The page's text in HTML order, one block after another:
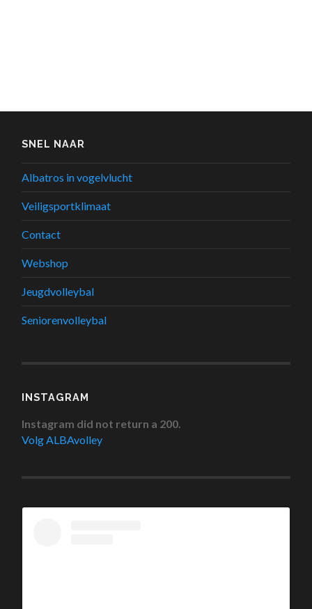
SNEL NAAR
Albatros in vogelvlucht
Veiligsportklimaat
Contact
Webshop
Jeugdvolleybal
Seniorenvolleybal
INSTAGRAM
Instagram did not return a 200.
Volg ALBAvolley